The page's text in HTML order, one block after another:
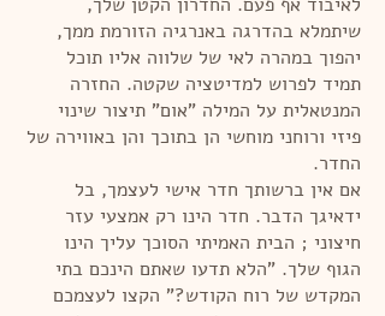
שיתמלא בהדרגה באנרגיה הזורמת ממך,
יהפוך במהרה לאי של שלווה אליו תוכל
תמיד לפרוש למדיטציה שקטה. החזרה
המנטאלית על המילה "אום" תיצור שינוי
פיזי ורוחני מוחשי הן בתוכך והן באווירה של
החדר.
אם אין ברשותך חדר אישי לעצמך, בל
ידאיגך הדבר. חדר הינו רק אמצעי עזר
חיצוני ; הבית האמיתי הסוכך עליך הינו
הגוף שלך. "הלא תדעו שאתם הינכם בתי
המקדש של רוח הקודש?" הקצו לעצמכם